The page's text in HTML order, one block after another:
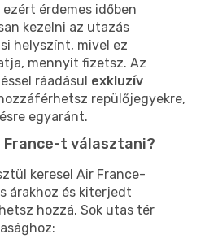
érdemes időben
kezelni az utazás
helyszínt, mivel ez
mennyit fizetsz. Az
ráadásul exkluzív
repülőjegyekre,
egyaránt.
France-t választani?
keresel Air France-
árakhoz és kiterjedt
hozzá. Sok utas tér